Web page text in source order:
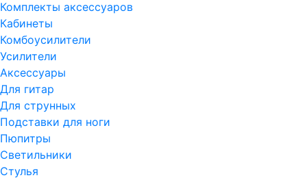
Комплекты аксессуаров
Кабинеты
Комбоусилители
Усилители
Аксессуары
Для гитар
Для струнных
Подставки для ноги
Пюпитры
Светильники
Стулья